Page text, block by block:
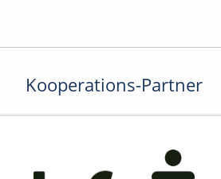
Kooperations-Partner